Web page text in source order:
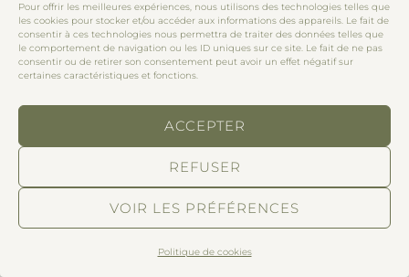
Pour offrir les meilleures expériences, nous utilisons des technologies telles que
les cookies pour stocker et/ou accéder aux informations des appareils. Le fait de
consentir à ces technologies nous permettra de traiter des données telles que
le comportement de navigation ou les ID uniques sur ce site. Le fait de ne pas
consentir ou de retirer son consentement peut avoir un effet négatif sur
certaines caractéristiques et fonctions.
ACCEPTER
REFUSER
VOIR LES PRÉFÉRENCES
Politique de cookies
saut du Doubs. Lorsque vous entrez« Saut du
Doubs»sur Maps, il vous emmène au départ
des bateaux faisant les croisières. Pour nous
c’était fermé puisque nous étions hors saison.
Nous avons donc cherché le parking le plus
proche du saut. Vous pouvez aussi entrer
Belvédère du Saut du Doubs». Nous avons fait
uniquement la randonnée menant au saut mais